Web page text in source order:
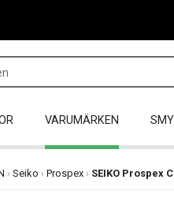
VARUMÄRKEN
› Seiko › Prospex › SEIKO Prospex